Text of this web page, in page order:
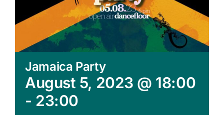
Jamaica Party
August 5, 2023 @ 18:00
- 23:00